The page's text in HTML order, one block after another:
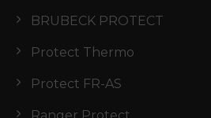
BRUBECK PROTECT
Protect Thermo
Protect FR-AS